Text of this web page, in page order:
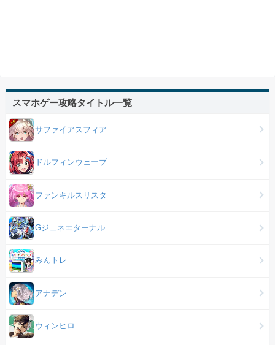
スマホゲー攻略タイトル一覧
サファイアスフィア
ドルフィンウェーブ
ファンキルスリスタ
Gジェネエターナル
みんトレ
アナデン
ウィンヒロ